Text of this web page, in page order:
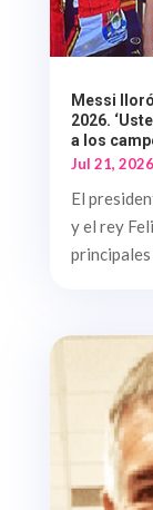
Messi
2026.
a los
Jul 21, 2026
El
y el rey